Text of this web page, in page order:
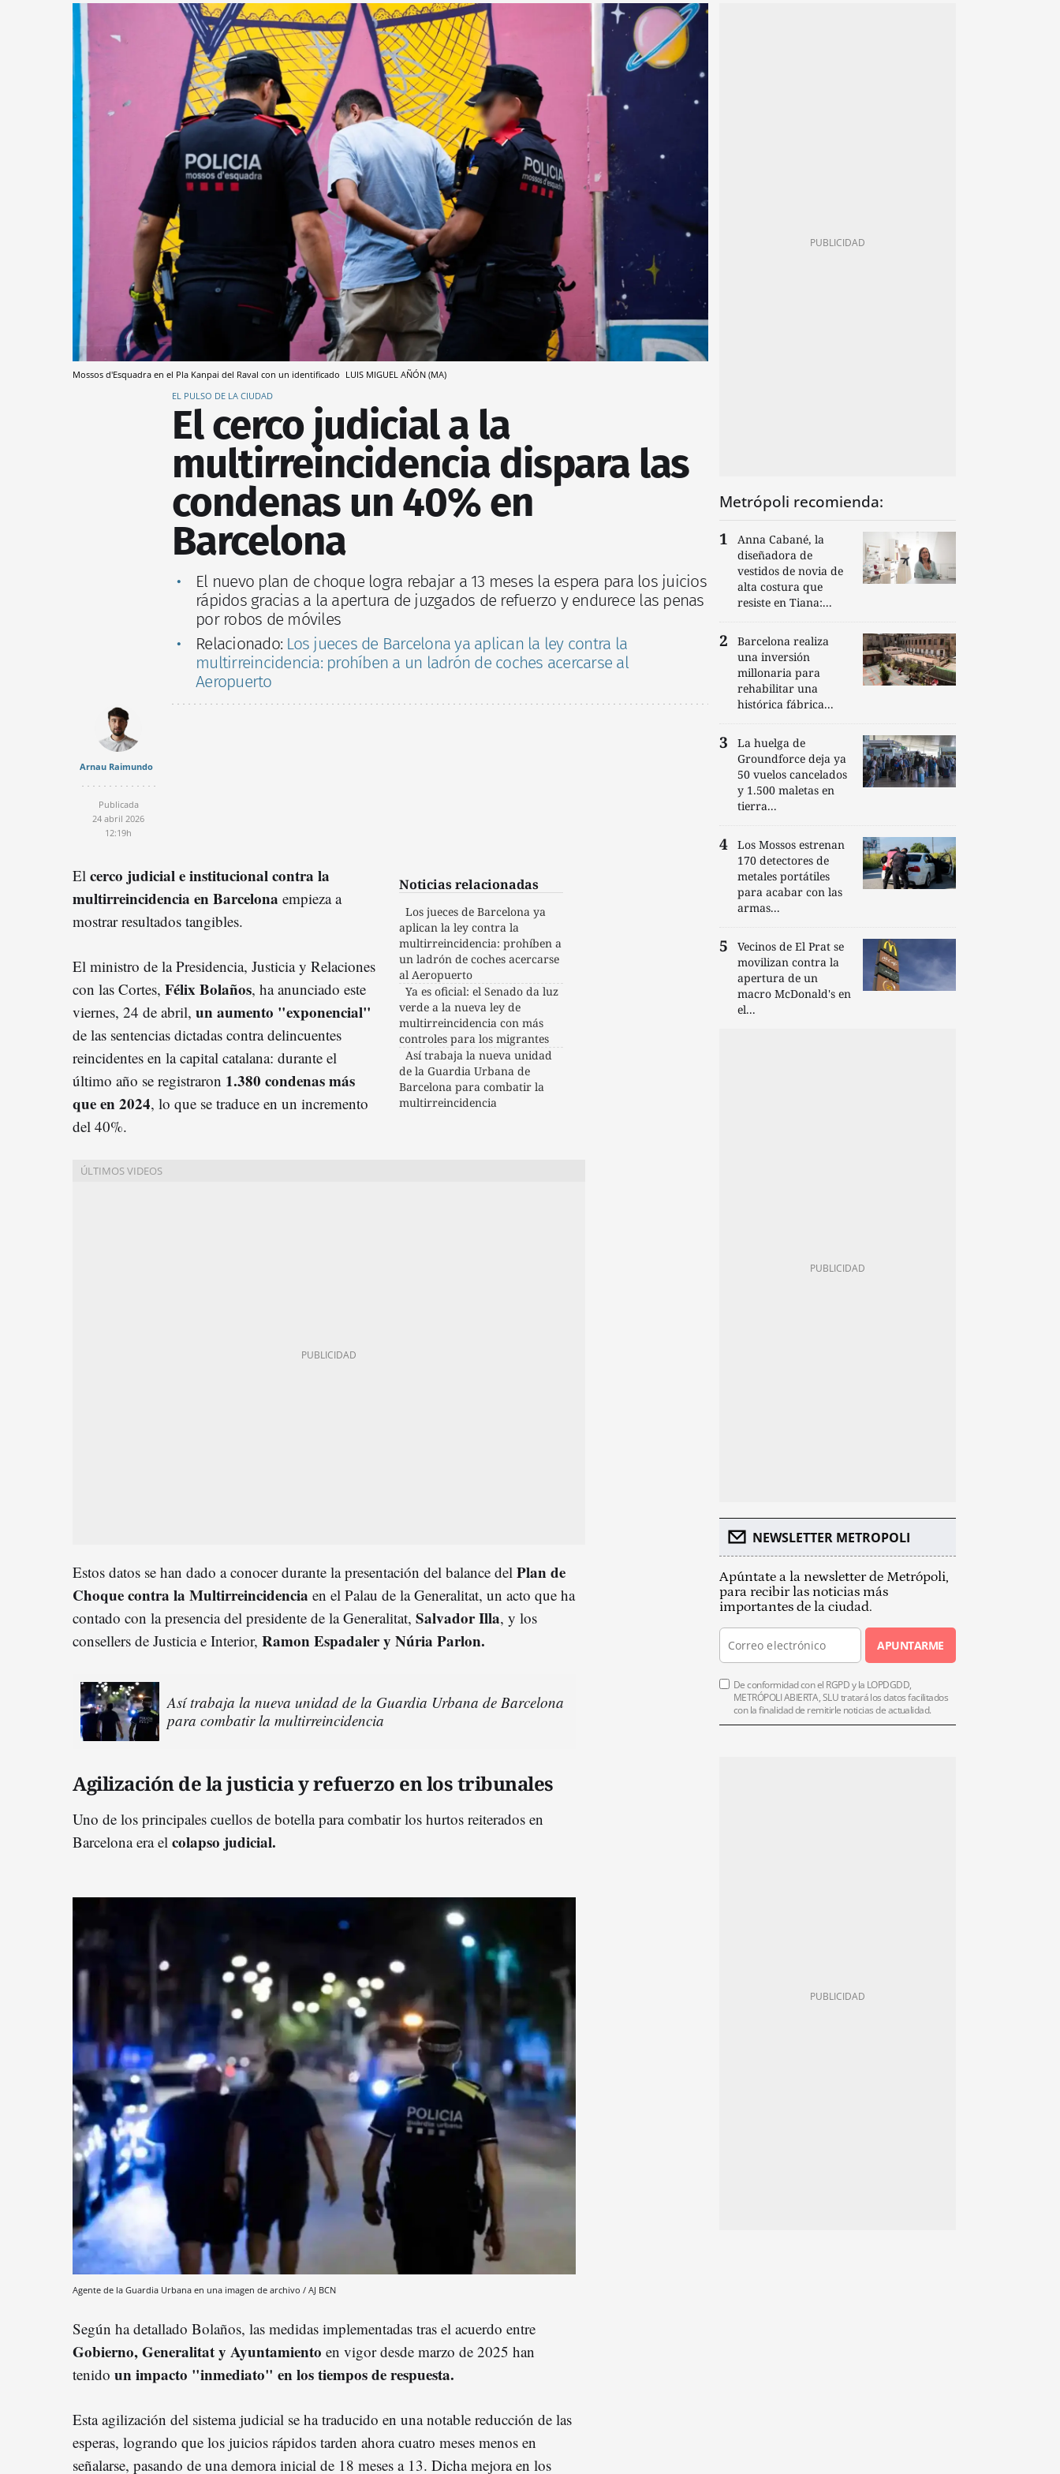
Mossos d'Esquadra en el Pla Kanpai del Raval con un identificado LUIS MIGUEL AÑÓN (MA)
EL PULSO DE LA CIUDAD
El cerco judicial a la
multirreincidencia dispara las
condenas un 40% en
Barcelona
El nuevo plan de choque logra rebajar a 13 meses la espera para los juicios
rápidos gracias a la apertura de juzgados de refuerzo y endurece las penas
por robos de móviles
Relacionado: Los jueces de Barcelona ya aplican la ley contra la
multirreincidencia: prohíben a un ladrón de coches acercarse al
Aeropuerto
Arnau Raimundo
Publicada
24 abril 2026
12:19h
Noticias relacionadas
Los jueces de Barcelona ya
aplican la ley contra la
multirreincidencia: prohíben a
un ladrón de coches acercarse
al Aeropuerto
Ya es oficial: el Senado da luz
verde a la nueva ley de
multirreincidencia con más
controles para los migrantes
Así trabaja la nueva unidad
de la Guardia Urbana de
Barcelona para combatir la
multirreincidencia
El cerco judicial e institucional contra la
multirreincidencia en Barcelona empieza a
mostrar resultados tangibles.
El ministro de la Presidencia, Justicia y Relaciones
con las Cortes, Félix Bolaños, ha anunciado este
viernes, 24 de abril, un aumento "exponencial"
de las sentencias dictadas contra delincuentes
reincidentes en la capital catalana: durante el
último año se registraron 1.380 condenas más
que en 2024, lo que se traduce en un incremento
del 40%.
Estos datos se han dado a conocer durante la presentación del balance del Plan de
Choque contra la Multirreincidencia en el Palau de la Generalitat, un acto que ha
contado con la presencia del presidente de la Generalitat, Salvador Illa, y los
consellers de Justicia e Interior, Ramon Espadaler y Núria Parlon.
Así trabaja la nueva unidad de la Guardia Urbana de Barcelona
para combatir la multirreincidencia
Agilización de la justicia y refuerzo en los tribunales
Uno de los principales cuellos de botella para combatir los hurtos reiterados en
Barcelona era el colapso judicial.
Agente de la Guardia Urbana en una imagen de archivo / AJ BCN
Según ha detallado Bolaños, las medidas implementadas tras el acuerdo entre
Gobierno, Generalitat y Ayuntamiento en vigor desde marzo de 2025 han
tenido un impacto "inmediato" en los tiempos de respuesta.
Esta agilización del sistema judicial se ha traducido en una notable reducción de las
esperas, logrando que los juicios rápidos tarden ahora cuatro meses menos en
señalarse, pasando de una demora inicial de 18 meses a 13. Dicha mejora en los
Metrópoli recomienda:
Anna Cabané, la
diseñadora de
vestidos de novia de
alta costura que
resiste en Tiana:...
Barcelona realiza
una inversión
millonaria para
rehabilitar una
histórica fábrica...
La huelga de
Groundforce deja ya
50 vuelos cancelados
y 1.500 maletas en
tierra...
Los Mossos estrenan
170 detectores de
metales portátiles
para acabar con las
armas...
Vecinos de El Prat se
movilizan contra la
apertura de un
macro McDonald's en
el...
NEWSLETTER METROPOLI
Apúntate a la newsletter de Metrópoli,
para recibir las noticias más
importantes de la ciudad.
APUNTARME
De conformidad con el RGPD y la LOPDGDD,
METRÓPOLI ABIERTA, SLU tratará los datos facilitados
con la finalidad de remitirle noticias de actualidad.